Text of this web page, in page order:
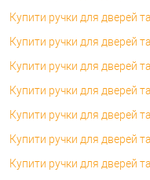
Купити ручки для дверей
Купити ручки для дверей
Купити ручки для дверей
Купити ручки для дверей
Купити ручки для дверей
Купити ручки для дверей
Купити ручки для дверей